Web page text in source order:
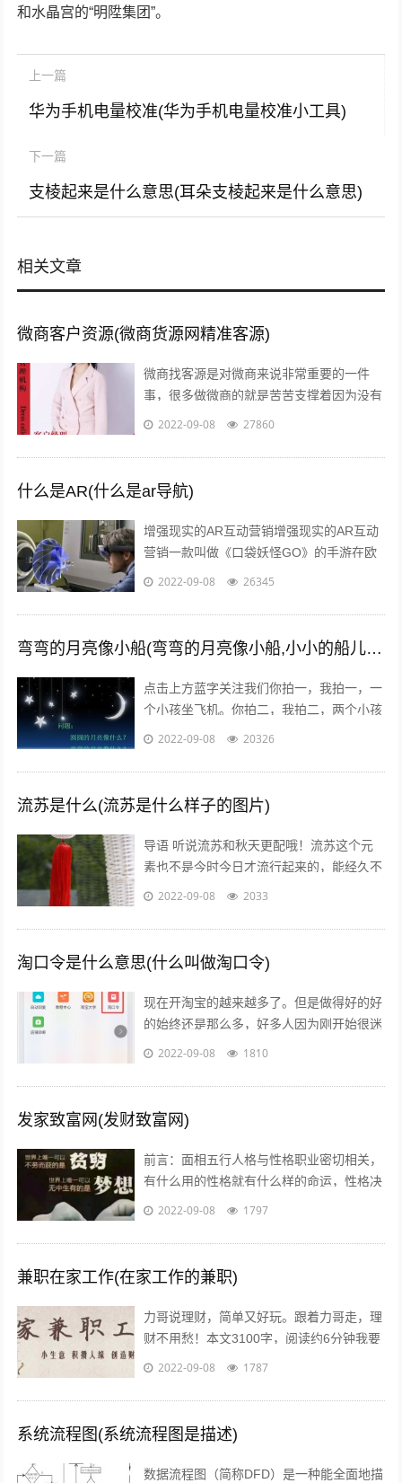
和水晶宫的“明陞集团”。
上一篇
华为手机电量校准(华为手机电量校准小工具)
下一篇
支棱起来是什么意思(耳朵支棱起来是什么意思)
相关文章
微商客户资源(微商货源网精准客源)
微商找客源是对微商来说非常重要的一件
事，很多做微商的就是苦苦支撑着因为没有
客源，微商如何找客源一直是一个不衰的话
定...
2022-09-08 27860
什么是AR(什么是ar导航)
增强现实的AR互动营销增强现实的AR互动
营销一款叫做《口袋妖怪GO》的手游在欧
美火了，在还未上线的中国，
经...
2022-09-08 26345
弯弯的月亮像小船(弯弯的月亮像小船,小小的船儿两头尖)
点击上方蓝字关注我们你拍一，我拍一，一
个小孩坐飞机。你拍二，我拍二，两个小孩
丢手绢。你拍三，我拍三，三个小孩来搬
你...
2022-09-08 20326
流苏是什么(流苏是什么样子的图片)
导语 听说流苏和秋天更配哦！流苏这个元
素也不是今时今日才流行起来的，能经久不
衰是因为它真的美呆了~踏进9月，秋高气
2022-09-08 2033
淘口令是什么意思(什么叫做淘口令)
现在开淘宝的越来越多了。但是做得好的好
的始终还是那么多，好多人因为刚开始很迷
茫，不知道怎么做，或者做到一半发现没有
2022-09-08 1810
发家致富网(发财致富网)
前言：面相五行人格与性格职业密切相关，
有什么用的性格就有什么样的命运，性格决
定命运。有些人需要白手起家获得财富，有
2022-09-08 1797
兼职在家工作(在家工作的兼职)
力哥说理财，简单又好玩。跟着力哥走，理
财不用愁！本文3100字，阅读约6分钟我要
介绍的赚钱工作就是兼职写稿赚稿费。主业
2022-09-08 1787
系统流程图(系统流程图是描述)
数据流程图（简称DFD）是一种能全面地描